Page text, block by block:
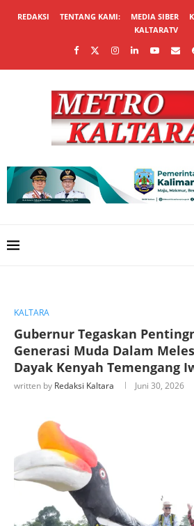
REDAKSI TENTANG KAMI: MEDIA SIBER
KALTARATV
KALTARA
Gubernur Tegaskan
Generasi Muda Dalam
Dayak Kenyah Temengang
written by Redaksi Kaltara Juni 30, 2026